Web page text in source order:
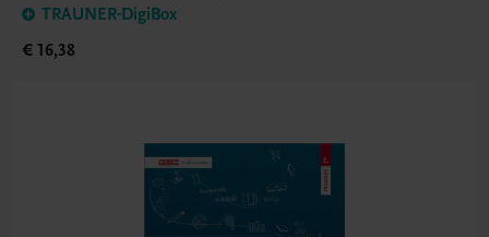
TRAUNER-DigiBox
€ 16,38